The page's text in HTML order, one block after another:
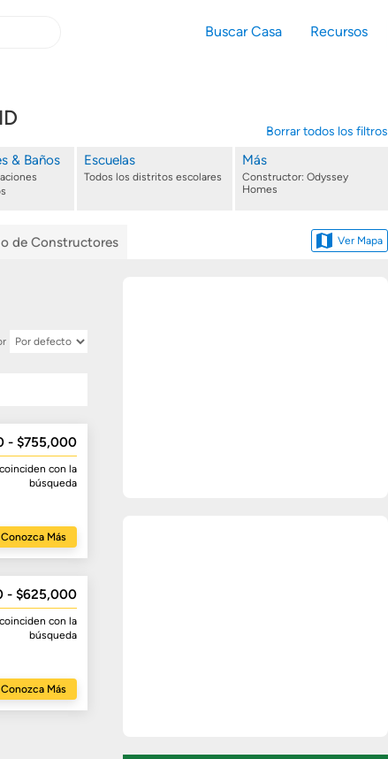
Buscar Casa Recursos
Borrar todos los filtros
& Baños Escuelas
Todos los distritos escolares
Más
Constructor: Odyssey
Homes
Ver Mapa
de Constructores
- $755,000
coinciden con la
búsqueda
Conozca Más
- $625,000
coinciden con la
búsqueda
Conozca Más